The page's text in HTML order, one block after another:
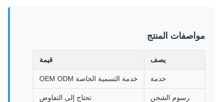
مواصفات المنتج
يصف قيمة
خدمة خدمة التسمية الخاصة OEM ODM
رسوم الشحن تحتاج إلى التفاوض